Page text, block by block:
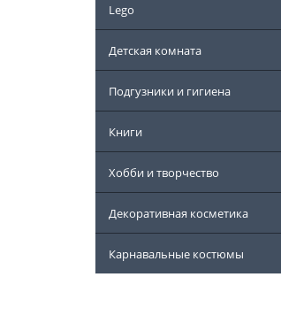
Lego
Детская комната
Подгузники и гигиена
Книги
Хобби и творчество
Декоративная косметика
Карнавальные костюмы